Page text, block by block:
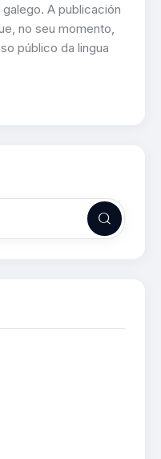
A publicación
no seu momento,
público da lingua